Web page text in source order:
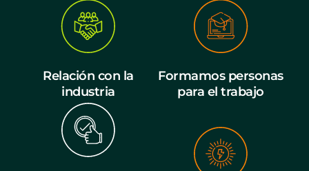
Relación con la
industria
Formamos personas
para el trabajo